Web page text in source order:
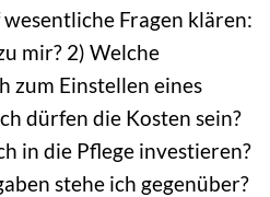
Fragen klären:
mir? 2) Welche
zum Einstellen eines
dürfen die Kosten sein?
in die Pflege investieren?
stehe ich gegenüber?